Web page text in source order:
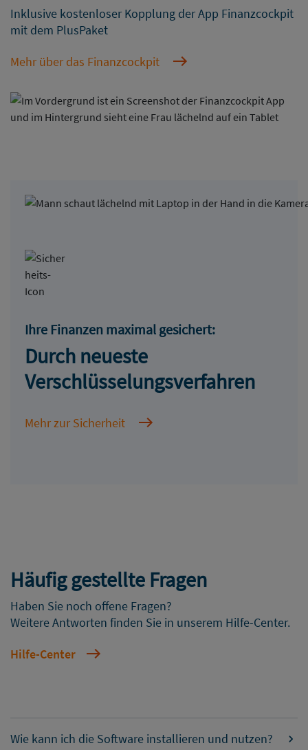
Inklusive kostenloser Kopplung der App Finanzcockpit
mit dem PlusPaket
Mehr über das Finanzcockpit
Ihre Finanzen maximal gesichert:
Durch neueste
Verschlüsselungsverfahren
Mehr zur Sicherheit
Häufig gestellte Fragen
Haben Sie noch offene Fragen?
Weitere Antworten finden Sie in unserem Hilfe-Center.
Hilfe-Center
Wie kann ich die Software installieren und nutzen?